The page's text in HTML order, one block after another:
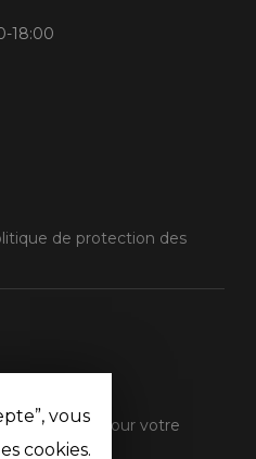
18:00
de protection des
qui change pour votre
? 11 mai 2026
vous
cookies.